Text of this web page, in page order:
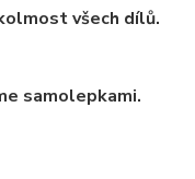
všech dílů.
samolepkami.